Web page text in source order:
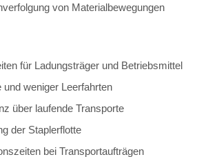
von Materialbewegungen
für Ladungsträger und Betriebsmittel
weniger Leerfahrten
über laufende Transporte
der Staplerflotte
bei Transportaufträgen